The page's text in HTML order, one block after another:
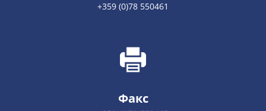
+359 (0)78 550461
Факс